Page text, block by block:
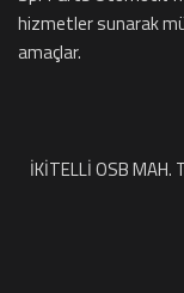
hizmetler sunarak
amaçlar.
İKİTELLİ OSB MAH.